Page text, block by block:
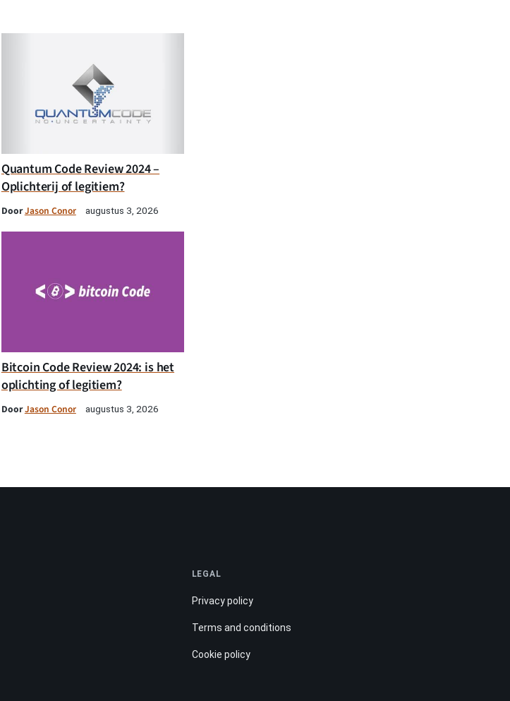
Quantum Code Review 2024 –
Oplichterij of legitiem?
DoorJason Conor augustus 3, 2026
Bitcoin Code Review 2024: is het
oplichting of legitiem?
DoorJason Conor augustus 3, 2026
LEGAL
Privacy policy
Terms and conditions
Cookie policy